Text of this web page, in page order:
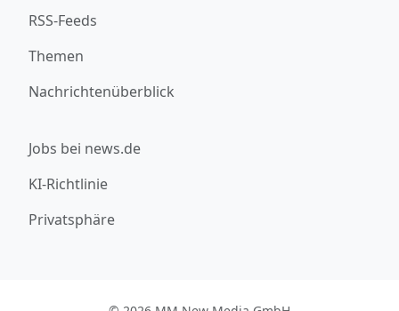
RSS-Feeds
Themen
Nachrichtenüberblick
Jobs bei news.de
KI-Richtlinie
Privatsphäre